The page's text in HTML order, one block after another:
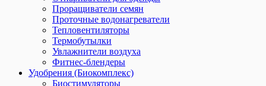
Проращиватели семян
Проточные водонагреватели
Тепловентиляторы
Термобутылки
Увлажнители воздуха
Фитнес-блендеры
Удобрения (Биокомплекс)
Биостимуляторы